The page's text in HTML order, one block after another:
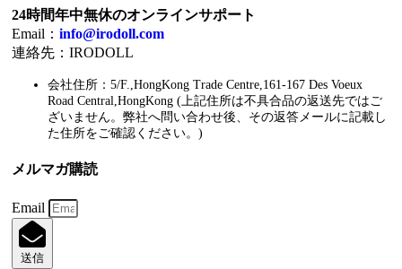
24時間年中無休のオンラインサポート
Email： info@irodoll.com
連絡先：IRODOLL
会社住所：5/F.,HongKong Trade Centre,161-167 Des Voeux
Road Central,HongKong (上記住所は不具合品の返送先ではご
ざいません。弊社へ問い合わせ後、その返答メールに記載し
た住所をご確認ください。)
メルマガ購読
Email
送信